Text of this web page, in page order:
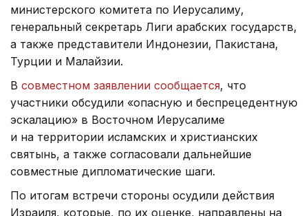
министерского комитета по Иерусалиму,
генеральный секретарь Лиги арабских государств,
а также представители Индонезии, Пакистана,
Турции и Малайзии.
В совместном заявлении сообщается, что
участники обсудили «опасную и беспрецедентную
эскалацию» в Восточном Иерусалиме
и на территории исламских и христианских
святынь, а также согласовали дальнейшие
совместные дипломатические шаги.
По итогам встречи стороны осудили действия
Израиля, которые, по их оценке, направлены на